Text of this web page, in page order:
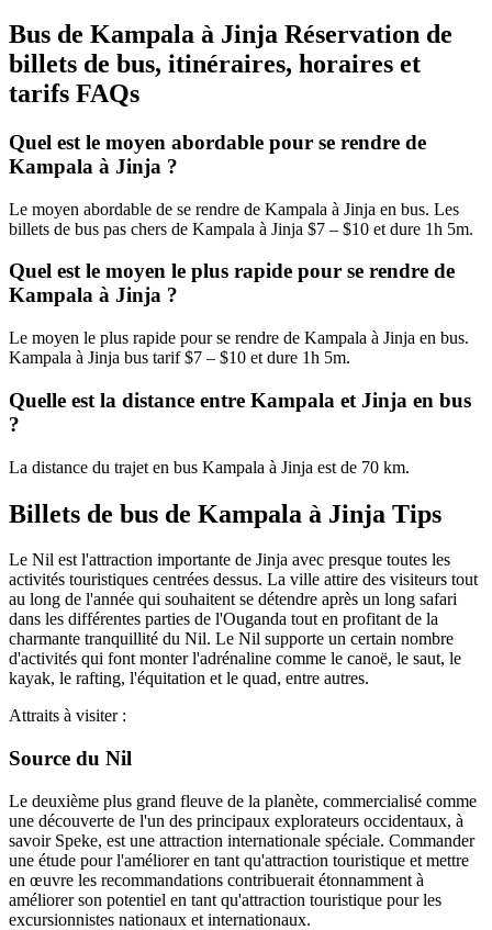
Bus de Kampala à Jinja Réservation de
billets de bus, itinéraires, horaires et
tarifs FAQs
Quel est le moyen abordable pour se rendre de
Kampala à Jinja ?
Le moyen abordable de se rendre de Kampala à Jinja en bus. Les
billets de bus pas chers de Kampala à Jinja $7 – $10 et dure 1h 5m.
Quel est le moyen le plus rapide pour se rendre de
Kampala à Jinja ?
Le moyen le plus rapide pour se rendre de Kampala à Jinja en bus.
Kampala à Jinja bus tarif $7 – $10 et dure 1h 5m.
Quelle est la distance entre Kampala et Jinja en bus
?
La distance du trajet en bus Kampala à Jinja est de 70 km.
Billets de bus de Kampala à Jinja Tips
Le Nil est l'attraction importante de Jinja avec presque toutes les
activités touristiques centrées dessus. La ville attire des visiteurs tout
au long de l'année qui souhaitent se détendre après un long safari
dans les différentes parties de l'Ouganda tout en profitant de la
charmante tranquillité du Nil. Le Nil supporte un certain nombre
d'activités qui font monter l'adrénaline comme le canoë, le saut, le
kayak, le rafting, l'équitation et le quad, entre autres.
Attraits à visiter :
Source du Nil
Le deuxième plus grand fleuve de la planète, commercialisé comme
une découverte de l'un des principaux explorateurs occidentaux, à
savoir Speke, est une attraction internationale spéciale. Commander
une étude pour l'améliorer en tant qu'attraction touristique et mettre
en œuvre les recommandations contribuerait étonnamment à
améliorer son potentiel en tant qu'attraction touristique pour les
excursionnistes nationaux et internationaux.